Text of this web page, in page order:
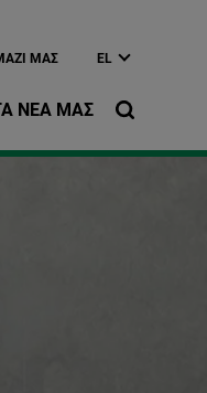
ΜΑΣ EL
ΝΈΑ ΜΑΣ